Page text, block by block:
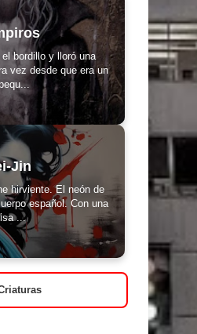
bordillo y lloró una
vez desde que era un
Jin
hirviente. El neón de
español. Con una
...